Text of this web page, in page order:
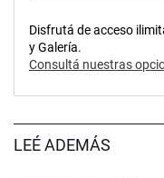
Disfrutá de acceso
y Galería.
Consultá nuestras
LEÉ ADEMÁS